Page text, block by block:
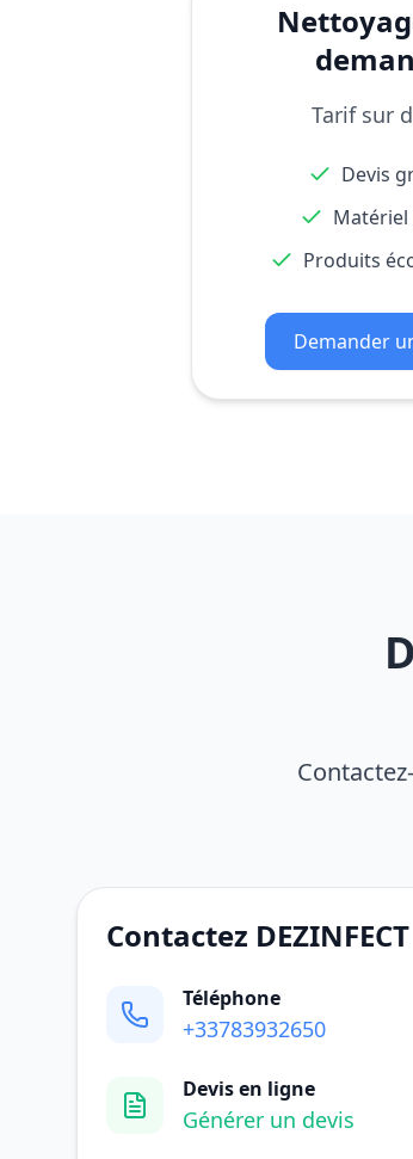
Tarif sur
Devis
Matériel
Produits
Demander
Contactez DEZINFECT
Téléphone
+33783932650
Devis en ligne
Générer un devis